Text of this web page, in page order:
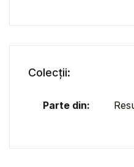
Colecții:
Parte din: